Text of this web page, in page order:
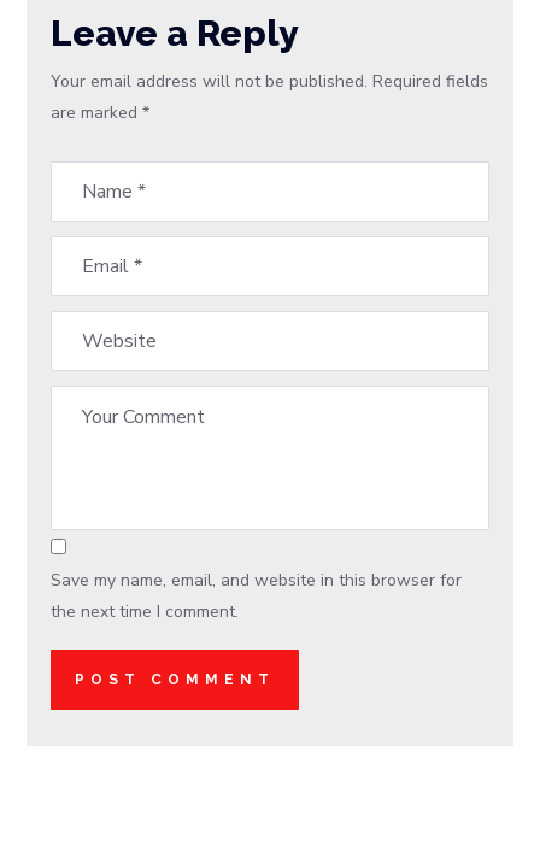
Leave a Reply
Your email address will not be published. Required fields
are marked*
Save my name, email, and website in this browser for
the next time I comment.